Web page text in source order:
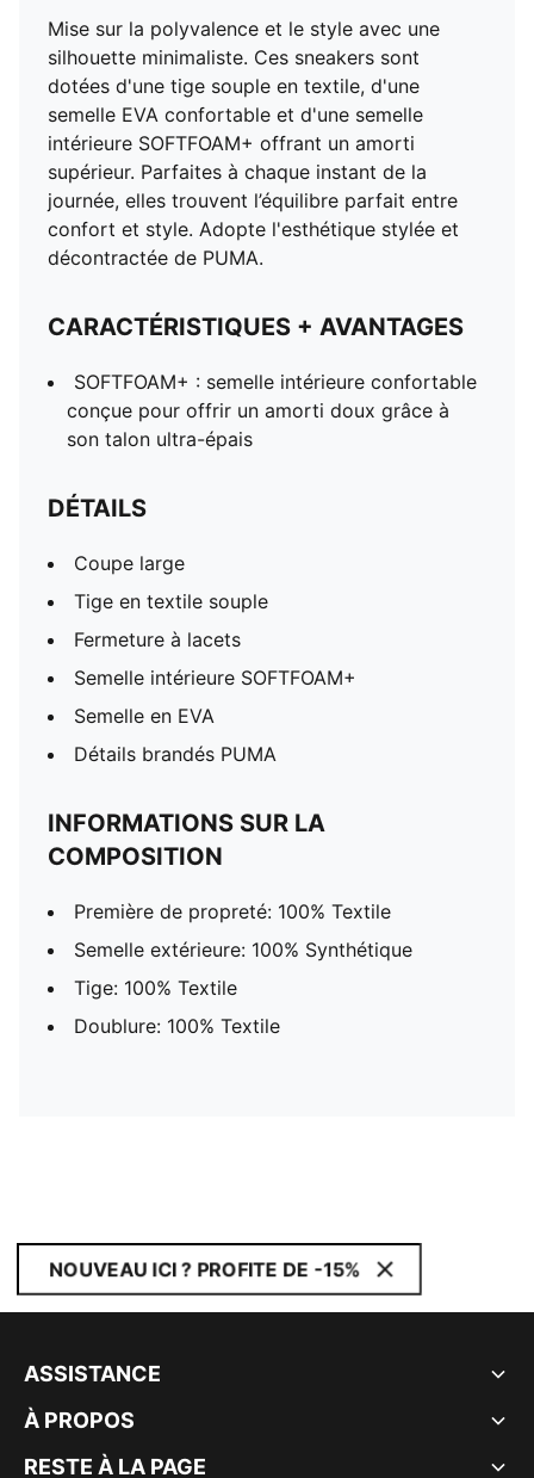
Mise sur la polyvalence et le style avec une
silhouette minimaliste. Ces sneakers sont
dotées d'une tige souple en textile, d'une
semelle EVA confortable et d'une semelle
intérieure SOFTFOAM+ offrant un amorti
supérieur. Parfaites à chaque instant de la
journée, elles trouvent l’équilibre parfait entre
confort et style. Adopte l'esthétique stylée et
décontractée de PUMA.
CARACTÉRISTIQUES + AVANTAGES
SOFTFOAM+ : semelle intérieure confortable
conçue pour offrir un amorti doux grâce à
son talon ultra-épais
DÉTAILS
Coupe large
Tige en textile souple
Fermeture à lacets
Semelle intérieure SOFTFOAM+
Semelle en EVA
Détails brandés PUMA
INFORMATIONS SUR LA
COMPOSITION
Première de propreté: 100% Textile
Semelle extérieure: 100% Synthétique
Tige: 100% Textile
Doublure: 100% Textile
NOUVEAU ICI ? PROFITE DE -15%
ASSISTANCE
À PROPOS
RESTE À LA PAGE